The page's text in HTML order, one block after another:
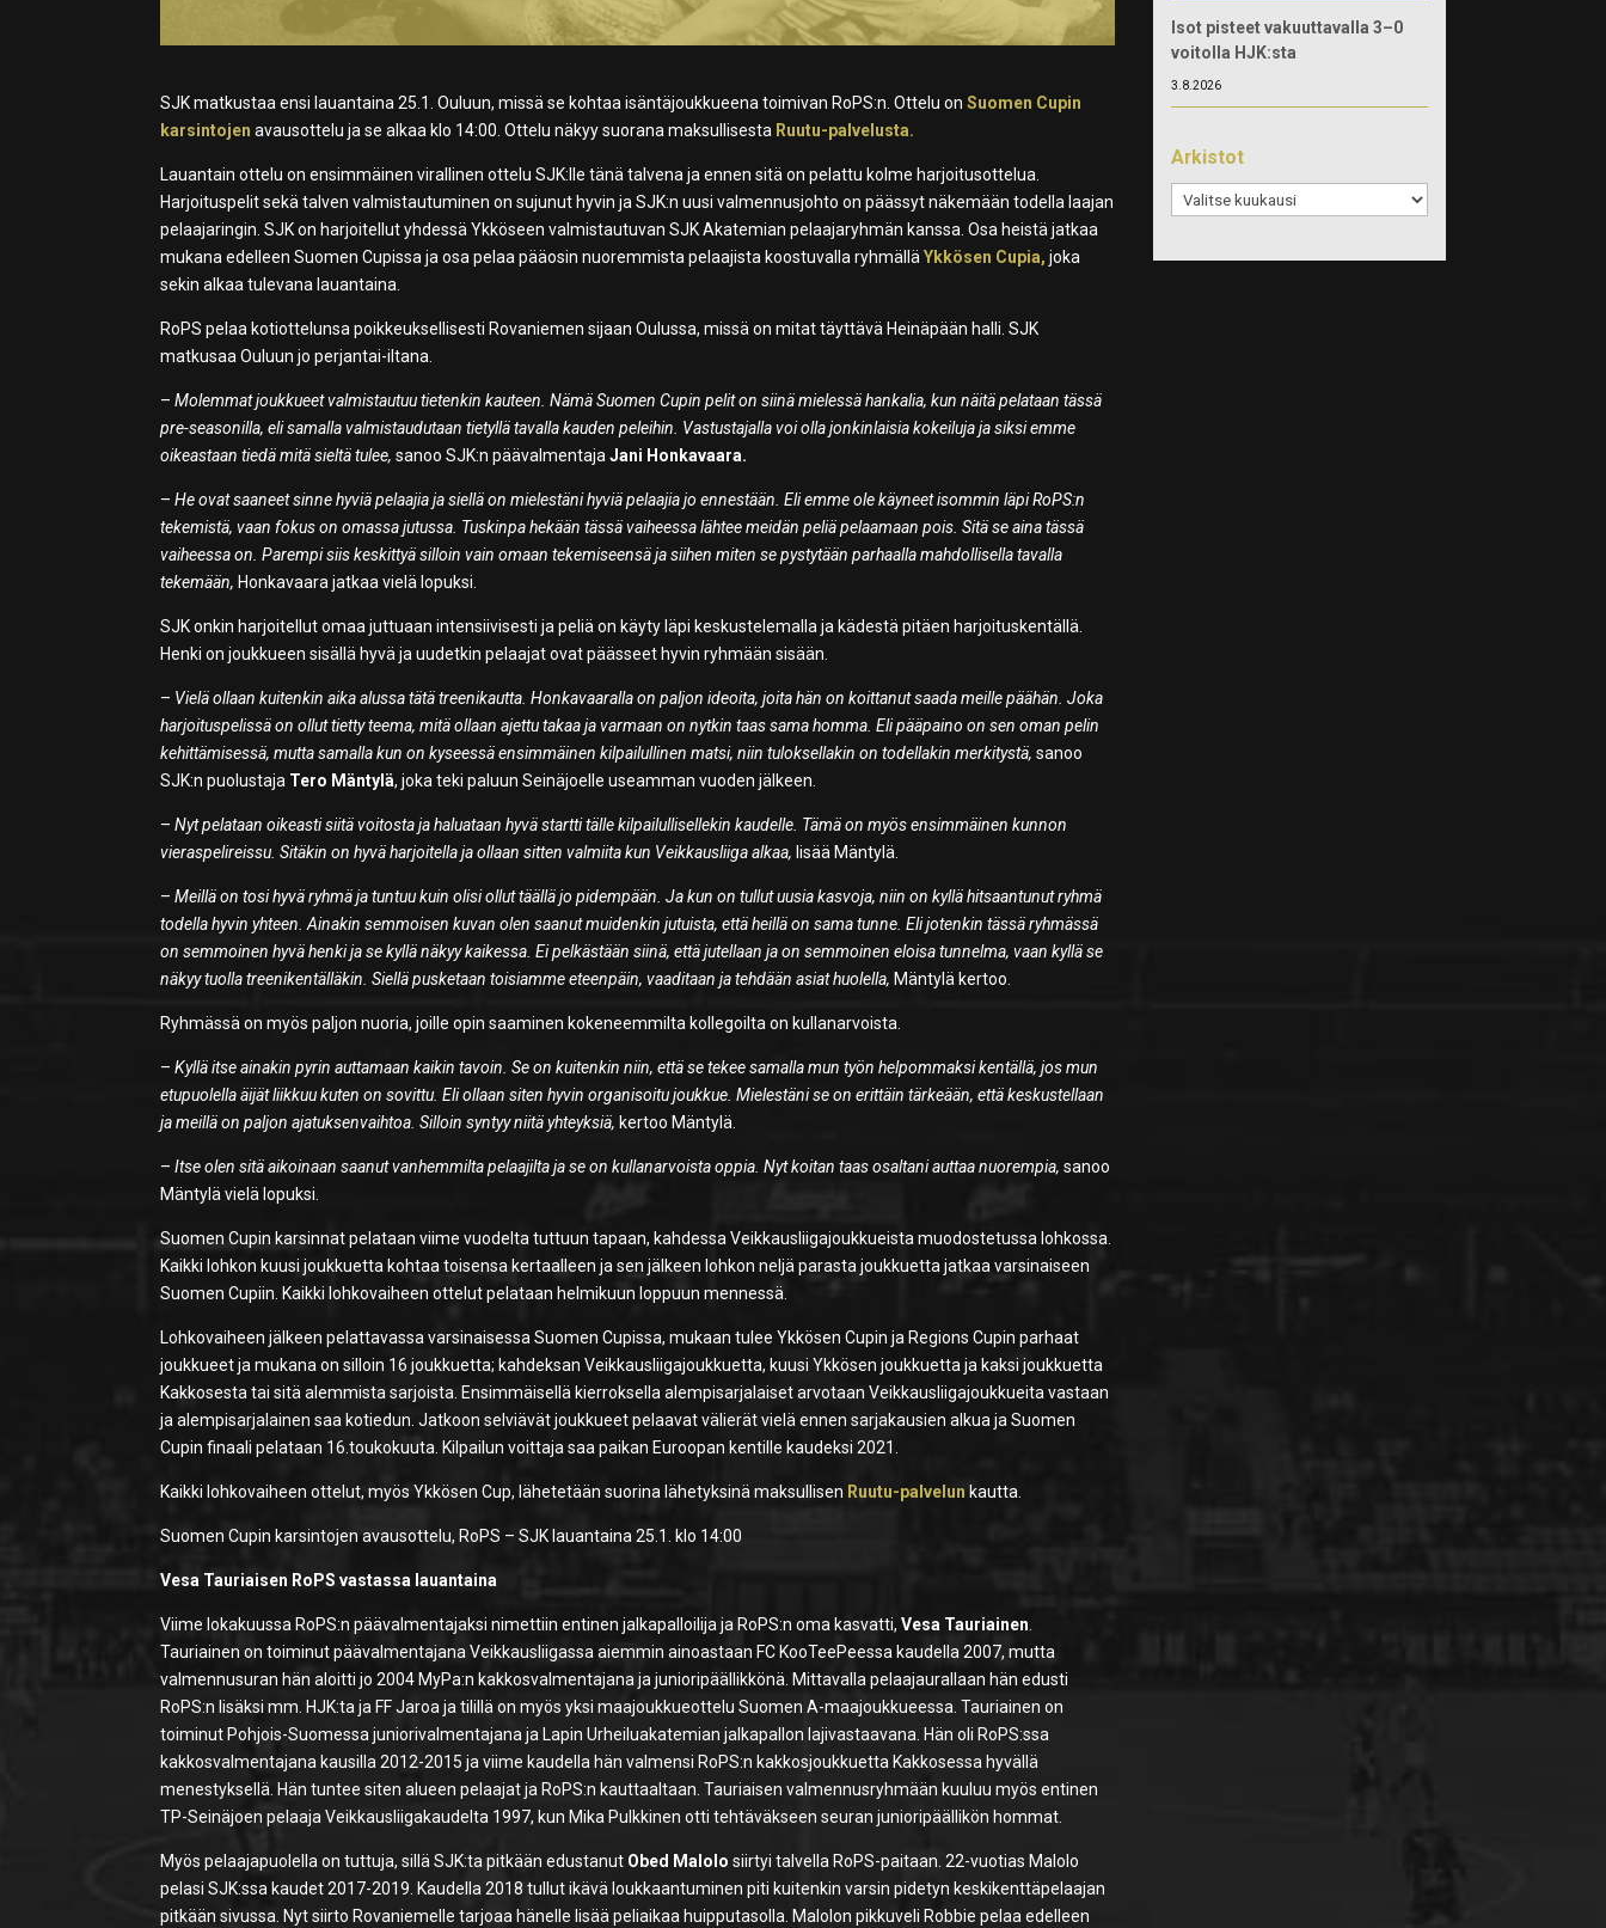
SJK matkustaa ensi lauantaina 25.1. Ouluun, missä se kohtaa isäntäjoukkueena toimivan RoPS:n. Ottelu onSuomen Cupin
karsintojen avausottelu ja se alkaa klo 14:00. Ottelu näkyy suorana maksullisesta Ruutu-palvelusta.
Lauantain ottelu on ensimmäinen virallinen ottelu SJK:lle tänä talvena ja ennen sitä on pelattu kolme harjoitusottelua.
Harjoituspelit sekä talven valmistautuminen on sujunut hyvin ja SJK:n uusi valmennusjohto on päässyt näkemään todella laajan
pelaajaringin. SJK on harjoitellut yhdessä Ykköseen valmistautuvan SJK Akatemian pelaajaryhmän kanssa. Osa heistä jatkaa
mukana edelleen Suomen Cupissa ja osa pelaa pääosin nuoremmista pelaajista koostuvalla ryhmälläYkkösen Cupia, joka
sekin alkaa tulevana lauantaina.
RoPS pelaa kotiottelunsa poikkeuksellisesti Rovaniemen sijaan Oulussa, missä on mitat täyttävä Heinäpään halli. SJK
matkusaa Ouluun jo perjantai-iltana.
–Molemmat joukkueet valmistautuu tietenkin kauteen. Nämä Suomen Cupin pelit on siinä mielessä hankalia, kun näitä pelataan tässä
pre-seasonilla, eli samalla valmistaudutaan tietyllä tavalla kauden peleihin. Vastustajalla voi olla jonkinlaisia kokeiluja ja siksi emme
oikeastaan tiedä mitä sieltä tulee,sanoo SJK:n päävalmentajaJani Honkavaara.
–He ovat saaneet sinne hyviä pelaajia ja siellä on mielestäni hyviä pelaajia jo ennestään. Eli emme ole käyneet isommin läpi RoPS:n
tekemistä, vaan fokus on omassa jutussa. Tuskinpa hekään tässä vaiheessa lähtee meidän peliä pelaamaan pois. Sitä se aina tässä
vaiheessa on. Parempi siis keskittyä silloin vain omaan tekemiseensä ja siihen miten se pystytään parhaalla mahdollisella tavalla
tekemään, Honkavaara jatkaa vielä lopuksi.
SJK onkin harjoitellut omaa juttuaan intensiivisesti ja peliä on käyty läpi keskustelemalla ja kädestä pitäen harjoituskentällä.
Henki on joukkueen sisällä hyvä ja uudetkin pelaajat ovat päässeet hyvin ryhmään sisään.
– Vielä ollaan kuitenkin aika alussa tätä treenikautta. Honkavaaralla on paljon ideoita, joita hän on koittanut saada meille päähän. Joka
harjoituspelissä on ollut tietty teema, mitä ollaan ajettu takaa ja varmaan on nytkin taas sama homma. Eli pääpaino on sen oman pelin
kehittämisessä, mutta samalla kun on kyseessä ensimmäinen kilpailullinen matsi, niin tuloksellakin on todellakin merkitystä, sanoo
SJK:n puolustaja Tero Mäntylä, joka teki paluun Seinäjoelle useamman vuoden jälkeen.
–Nyt pelataan oikeasti siitä voitosta ja haluataan hyvä startti tälle kilpailullisellekin kaudelle. Tämä on myös ensimmäinen kunnon
vieraspelireissu. Sitäkin on hyvä harjoitella ja ollaan sitten valmiita kun Veikkausliiga alkaa, lisää Mäntylä.
–Meillä on tosi hyvä ryhmä ja tuntuu kuin olisi ollut täällä jo pidempään. Ja kun on tullut uusia kasvoja, niin on kyllä hitsaantunut ryhmä
todella hyvin yhteen. Ainakin semmoisen kuvan olen saanut muidenkin jutuista, että heillä on sama tunne. Eli jotenkin tässä ryhmässä
on semmoinen hyvä henki ja se kyllä näkyy kaikessa. Ei pelkästään siinä, että jutellaan ja on semmoinen eloisa tunnelma, vaan kyllä se
näkyy tuolla treenikentälläkin. Siellä pusketaan toisiamme eteenpäin, vaaditaan ja tehdään asiat huolella, Mäntylä kertoo.
Ryhmässä on myös paljon nuoria, joille opin saaminen kokeneemmilta kollegoilta on kullanarvoista.
–Kyllä itse ainakin pyrin auttamaan kaikin tavoin. Se on kuitenkin niin, että se tekee samalla mun työn helpommaksi kentällä, jos mun
etupuolella äijät liikkuu kuten on sovittu. Eli ollaan siten hyvin organisoitu joukkue. Mielestäni se on erittäin tärkeään, että keskustellaan
ja meillä on paljon ajatuksenvaihtoa. Silloin syntyy niitä yhteyksiä, kertoo Mäntylä.
–Itse olen sitä aikoinaan saanut vanhemmilta pelaajilta ja se on kullanarvoista oppia. Nyt koitan taas osaltani auttaa nuorempia, sanoo
Mäntylä vielä lopuksi.
Suomen Cupin karsinnat pelataan viime vuodelta tuttuun tapaan, kahdessa Veikkausliigajoukkueista muodostetussa lohkossa.
Kaikki lohkon kuusi joukkuetta kohtaa toisensa kertaalleen ja sen jälkeen lohkon neljä parasta joukkuetta jatkaa varsinaiseen
Suomen Cupiin. Kaikki lohkovaiheen ottelut pelataan helmikuun loppuun mennessä.
Lohkovaiheen jälkeen pelattavassa varsinaisessa Suomen Cupissa, mukaan tulee Ykkösen Cupin ja Regions Cupin parhaat
joukkueet ja mukana on silloin 16 joukkuetta; kahdeksan Veikkausliigajoukkuetta, kuusi Ykkösen joukkuetta ja kaksi joukkuetta
Kakkosesta tai sitä alemmista sarjoista. Ensimmäisellä kierroksella alempisarjalaiset arvotaan Veikkausliigajoukkueita vastaan
ja alempisarjalainen saa kotiedun. Jatkoon selviävät joukkueet pelaavat välierät vielä ennen sarjakausien alkua ja Suomen
Cupin finaali pelataan 16.toukokuuta. Kilpailun voittaja saa paikan Euroopan kentille kaudeksi 2021.
Kaikki lohkovaiheen ottelut, myös Ykkösen Cup, lähetetään suorina lähetyksinä maksullisen Ruutu-palvelun kautta.
Suomen Cupin karsintojen avausottelu, RoPS – SJK lauantaina 25.1. klo 14:00
Vesa Tauriaisen RoPS vastassa lauantaina
Viime lokakuussa RoPS:n päävalmentajaksi nimettiin entinen jalkapalloilija ja RoPS:n oma kasvatti,Vesa Tauriainen.
Tauriainen on toiminut päävalmentajana Veikkausliigassa aiemmin ainoastaan FC KooTeePeessa kaudella 2007, mutta
valmennusuran hän aloitti jo 2004 MyPa:n kakkosvalmentajana ja junioripäällikkönä. Mittavalla pelaajaurallaan hän edusti
RoPS:n lisäksi mm. HJK:ta ja FF Jaroa ja tilillä on myös yksi maajoukkueottelu Suomen A-maajoukkueessa. Tauriainen on
toiminut Pohjois-Suomessa juniorivalmentajana ja Lapin Urheiluakatemian jalkapallon lajivastaavana. Hän oli RoPS:ssa
kakkosvalmentajana kausilla 2012-2015 ja viime kaudella hän valmensi RoPS:n kakkosjoukkuetta Kakkosessa hyvällä
menestyksellä. Hän tuntee siten alueen pelaajat ja RoPS:n kauttaaltaan. Tauriaisen valmennusryhmään kuuluu myös entinen
TP-Seinäjoen pelaaja Veikkausliigakaudelta 1997, kun Mika Pulkkinen otti tehtäväkseen seuran junioripäällikön hommat.
Myös pelaajapuolella on tuttuja, sillä SJK:ta pitkään edustanut Obed Malolo siirtyi talvella RoPS-paitaan. 22-vuotias Malolo
pelasi SJK:ssa kaudet 2017-2019. Kaudella 2018 tullut ikävä loukkaantuminen piti kuitenkin varsin pidetyn keskikenttäpelaajan
pitkään sivussa. Nyt siirto Rovaniemelle tarjoaa hänelle lisää peliaikaa huipputasolla. Malolon pikkuveli Robbie pelaa edelleen
Isot pisteet vakuuttavalla 3–0
voitolla HJK:sta
3.8.2026
Arkistot
Arkistot